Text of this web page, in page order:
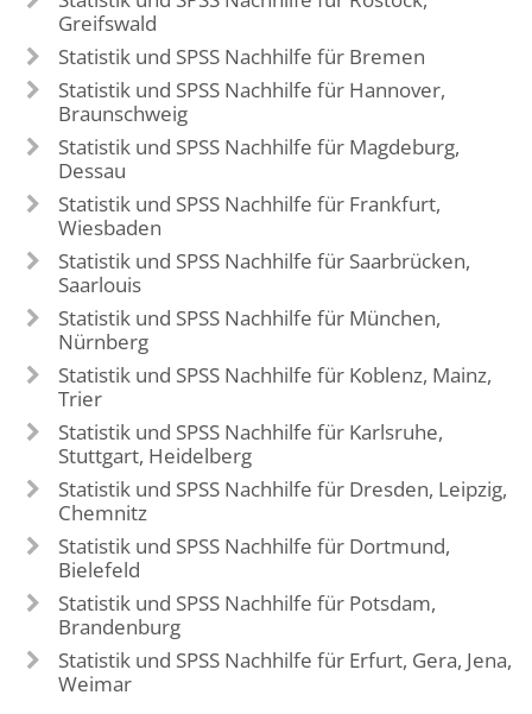
Greifswald
Statistik und SPSS Nachhilfe für Bremen
Statistik und SPSS Nachhilfe für Hannover,
Braunschweig
Statistik und SPSS Nachhilfe für Magdeburg,
Dessau
Statistik und SPSS Nachhilfe für Frankfurt,
Wiesbaden
Statistik und SPSS Nachhilfe für Saarbrücken,
Saarlouis
Statistik und SPSS Nachhilfe für München,
Nürnberg
Statistik und SPSS Nachhilfe für Koblenz, Mainz,
Trier
Statistik und SPSS Nachhilfe für Karlsruhe,
Stuttgart, Heidelberg
Statistik und SPSS Nachhilfe für Dresden, Leipzig,
Chemnitz
Statistik und SPSS Nachhilfe für Dortmund,
Bielefeld
Statistik und SPSS Nachhilfe für Potsdam,
Brandenburg
Statistik und SPSS Nachhilfe für Erfurt, Gera, Jena,
Weimar